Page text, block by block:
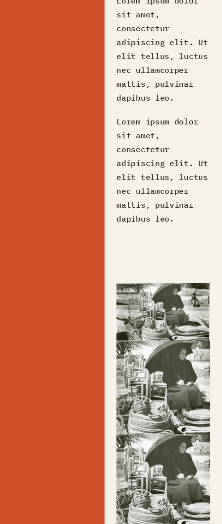
sit amet,
consectetur
adipiscing elit. Ut
elit tellus, luctus
nec ullamcorper
mattis, pulvinar
dapibus leo.
Lorem ipsum dolor
sit amet,
consectetur
adipiscing elit. Ut
elit tellus, luctus
nec ullamcorper
mattis, pulvinar
dapibus leo.